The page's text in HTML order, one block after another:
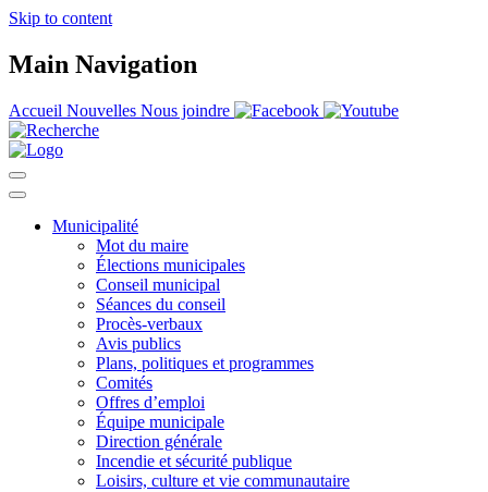
Skip to content
Main Navigation
Accueil Nouvelles Nous joindre
Municipalité
Mot du maire
Élections municipales
Conseil municipal
Séances du conseil
Procès-verbaux
Avis publics
Plans, politiques et programmes
Comités
Offres d’emploi
Équipe municipale
Direction générale
Incendie et sécurité publique
Loisirs, culture et vie communautaire